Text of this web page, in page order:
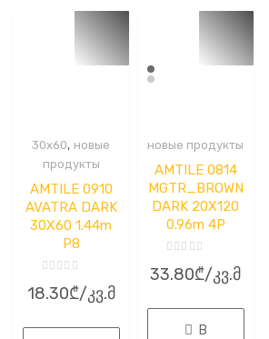
30x60, новые
продукты
AMTILE 0910
AVATRA DARK
30X60 1.44m
P8
0
18.30₾/კვ.მ
новые продукты
AMTILE 0814
MGTR_BROWN
DARK 20X120
0.96m 4P
0
33.80₾/კვ.მ
В